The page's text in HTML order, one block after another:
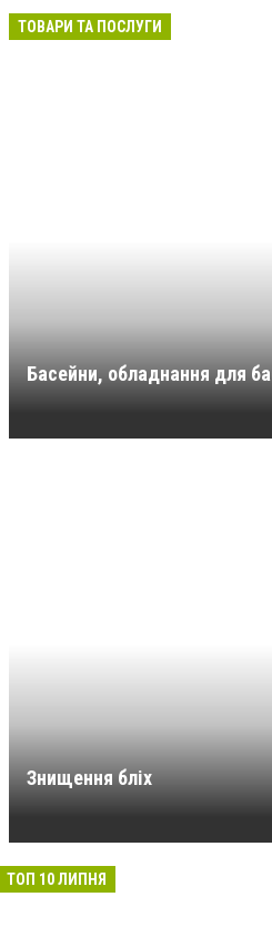
ТОВАРИ ТА ПОСЛУГИ
Басейни, обладнання для
Знищення бліх
ТОП 10 ЛИПНЯ